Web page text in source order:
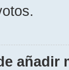
añadir